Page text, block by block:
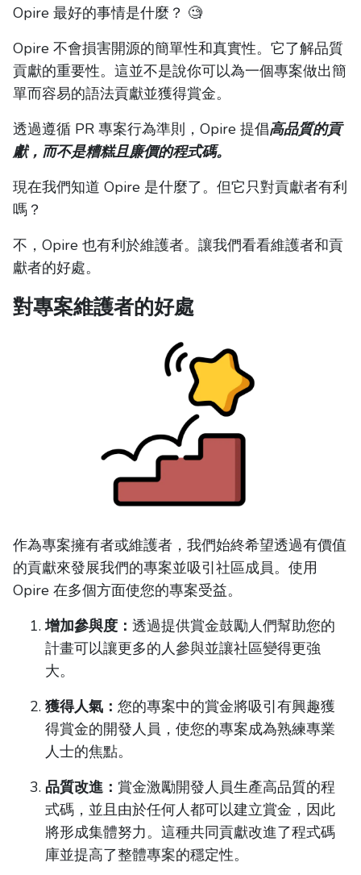
Opire 最好的事情是什麼？ 🧐
Opire 不會損害開源的簡單性和真實性。它了解品質
貢獻的重要性。這並不是說你可以為一個專案做出簡
單而容易的語法貢獻並獲得賞金。
透過遵循 PR 專案行為準則，Opire 提倡高品質的貢
獻，而不是糟糕且廉價的程式碼。
現在我們知道 Opire 是什麼了。但它只對貢獻者有利
嗎？
不，Opire 也有利於維護者。讓我們看看維護者和貢
獻者的好處。
對專案維護者的好處
作為專案擁有者或維護者，我們始終希望透過有價值
的貢獻來發展我們的專案並吸引社區成員。使用
Opire 在多個方面使您的專案受益。
增加參與度： 透過提供賞金鼓勵人們幫助您的
計畫可以讓更多的人參與並讓社區變得更強
大。
獲得人氣： 您的專案中的賞金將吸引有興趣獲
得賞金的開發人員，使您的專案成為熟練專業
人士的焦點。
品質改進： 賞金激勵開發人員生產高品質的程
式碼，並且由於任何人都可以建立賞金，因此
將形成集體努力。這種共同貢獻改進了程式碼
庫並提高了整體專案的穩定性。